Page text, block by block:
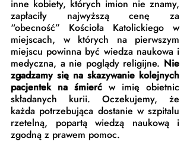
inne kobiety, których imion nie znamy,
zapłaciły najwyższą cenę za
“obecność” Kościoła Katolickiego w
miejscach, w których na pierwszym
miejscu powinna być wiedza naukowa i
medyczna, a nie poglądy religijne. Nie
zgadzamy się na skazywanie kolejnych
pacjentek na śmierć w imię obietnic
składanych kurii. Oczekujemy, że
każda potrzebująca dostanie w szpitalu
rzetelną, popartą wiedzą naukową i
zgodną z prawem pomoc.